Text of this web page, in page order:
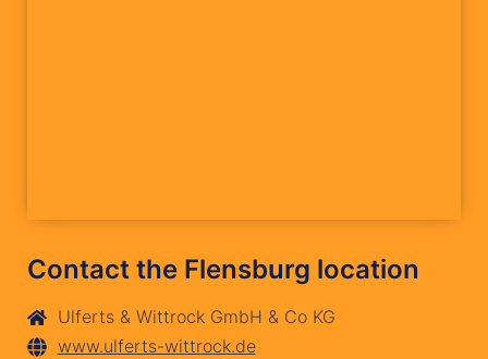
Contact the Flensburg location
Ulferts & Wittrock GmbH & Co KG
www.ulferts-wittrock.de